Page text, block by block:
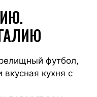
футбол,
кухня с